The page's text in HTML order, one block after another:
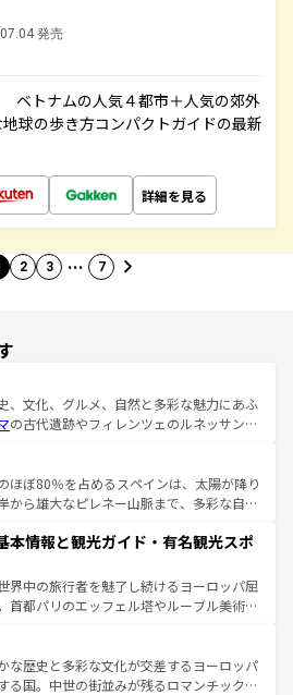
発売
ベトナムの人気４都市＋人気の郊外
球の歩き方コンパクトガイドの最新
詳細を見る
2 3 … 7
、文化、グルメ、自然と多彩な魅力にあふ
の古代遺跡やフィレンツェのルネッサンス
ナの美しい田園風景やアマルフィ海岸の絶
観も見逃せない。観光の合間には、本場の
ど、絶品のイタリア料理を堪能することも
タリアで、忘れられない旅をしてみよう！
タリア情報は
ほぼ80％を占めるスペインは、太陽が降り
から雄大なピレネー山脈まで、多彩な自然
の国では、情熱的なフラメンコ、熱気あふ
て美味しいタパスが生活の一部となってい
ードの洗練された雰囲気や、バルセロナの
街角から、地方では古代ローマ遺跡や中世
って風土や気候が異なるスペインはその個
性で訪れる人を魅了する。 なお、新着のスペイン情報は コ
参照してほしい。
本情報と観光ガイド・有名観光スポ
界中の旅行者を魅了し続けるヨーロッパ屈
首都パリのエッフェル塔やルーブル美術館
が詰まっている。華麗な宮殿、歴史的な大
ーチ、そして豊かな自然が、訪れる者を心
また、フランスは美食の国としても知ら
な歴史と多彩な文化が交差するヨーロッパ
る国。中世の街並みが残るロマンチック街